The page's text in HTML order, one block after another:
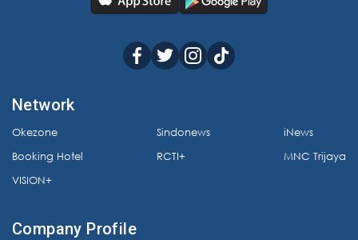
Network
Okezone
Booking Hotel
VISION+
Sindonews
RCTI+
iNews
MNC Trijaya
Company Profile